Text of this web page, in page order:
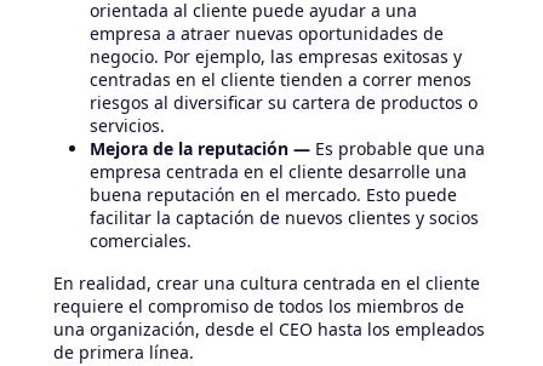
orientada al cliente puede ayudar a una
empresa a atraer nuevas oportunidades de
negocio. Por ejemplo, las empresas exitosas y
centradas en el cliente tienden a correr menos
riesgos al diversificar su cartera de productos o
servicios.
Mejora de la reputación — Es probable que una
empresa centrada en el cliente desarrolle una
buena reputación en el mercado. Esto puede
facilitar la captación de nuevos clientes y socios
comerciales.
En realidad, crear una cultura centrada en el cliente
requiere el compromiso de todos los miembros de
una organización, desde el CEO hasta los empleados
de primera línea.